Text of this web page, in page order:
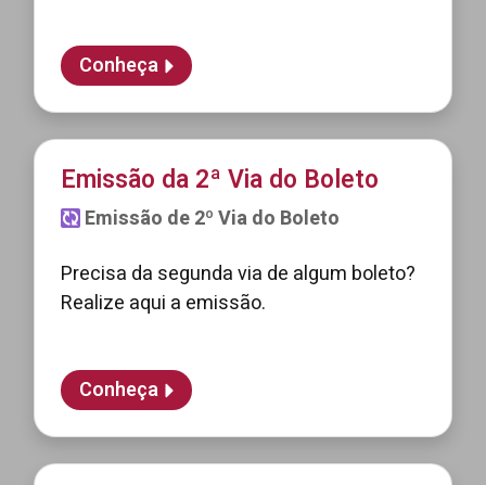
Conheça
Emissão da 2ª Via do Boleto
Emissão de 2º Via do Boleto
Precisa da segunda via de algum boleto?
Realize aqui a emissão.
Conheça